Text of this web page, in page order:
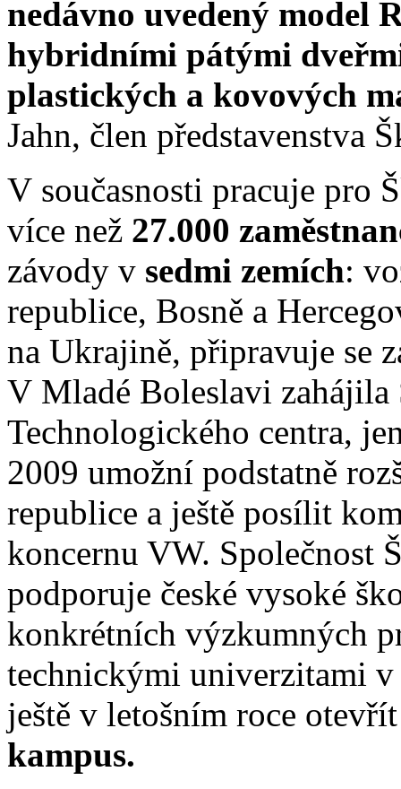
nedávno uvedený model
hybridními pátými
plastických a kovových
Jahn, člen představenstva
V současnosti pracuje pro
více než 27.000
závody v sedmi zemích:
republice, Bosně a
na Ukrajině, připravuje se
V Mladé Boleslavi
Technologického centra,
2009 umožní podstatně
republice a ještě posílit
koncernu VW. Společnost
podporuje české vysoké
konkrétních výzkumných
technickými univerzitami
ještě v letošním roce
kampus.